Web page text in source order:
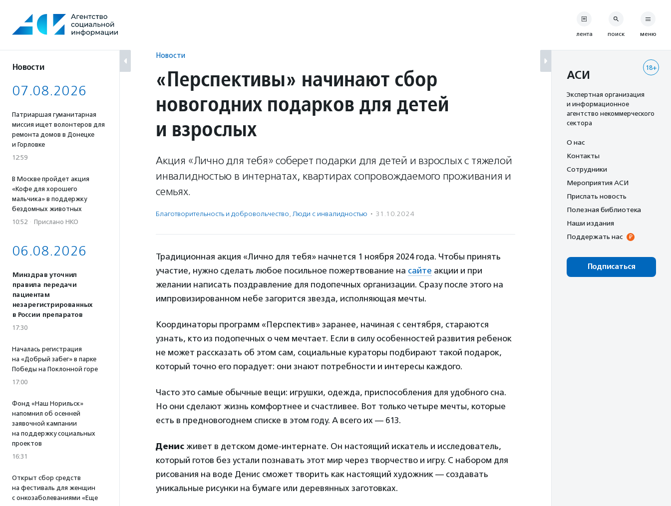
содержанию
Новости
07.08.2026
Патриаршая гуманитарная
миссия ищет волонтеров для
ремонта домов в Донецке
и Горловке
12:59
В Москве пройдет акция
«Кофе для хорошего
мальчика» в поддержку
бездомных животных
10:52 · Прислано НКО
06.08.2026
Минздрав уточнил
правила передачи
пациентам
незарегистрированных
в России препаратов
17:30
Началась регистрация
на «Добрый забег» в парке
Победы на Поклонной горе
17:00
Фонд «Наш Норильск»
напомнил об осенней
заявочной кампании
на поддержку социальных
проектов
16:31
Открыт сбор средств
на фестиваль для женщин
с онкозаболеваниями «Еще
Новости
«Перспективы» начинают сбор
новогодних подарков для детей
и взрослых
Акция «Лично для тебя» соберет подарки для детей и взрослых с тяжелой
инвалидностью в интернатах, квартирах сопровождаемого проживания и
семьях.
Благотвори­тель­ность и доброволь­чест­во, Люди с инвалидностью · 31.10.2024
Традиционная акция «Лично для тебя» начнется 1 ноября 2024 года. Чтобы принять
участие, нужно сделать любое посильное пожертвование на сайте акции и при
желании написать поздравление для подопечных организации. Сразу после этого на
импровизированном небе загорится звезда, исполняющая мечты.
Координаторы программ «Перспектив» заранее, начиная с сентября, стараются
узнать, кто из подопечных о чем мечтает. Если в силу особенностей развития ребенок
не может рассказать об этом сам, социальные кураторы подбирают такой подарок,
который точно его порадует: они знают потребности и интересы каждого.
Часто это самые обычные вещи: игрушки, одежда, приспособления для удобного сна.
Но они сделают жизнь комфортнее и счастливее. Вот только четыре мечты, которые
есть в предновогоднем списке в этом году. А всего их — 613.
Денис живет в детском доме-интернате. Он настоящий искатель и исследователь,
который готов без устали познавать этот мир через творчество и игру. С набором для
рисования на воде Денис сможет творить как настоящий художник — создавать
уникальные рисунки на бумаге или деревянных заготовках.
лента поиск меню
18+
АСИ
Экспертная организация
и информационное
агентство некоммерческого
сектора
О нас
Контакты
Сотрудники
Мероприятия АСИ
Прислать новость
Полезная библиотека
Наши издания
Поддержать нас
Подписаться